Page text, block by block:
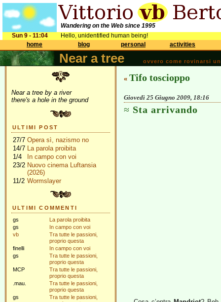
Wandering on the Web since 1995
Sun 9 - 11:04
Hello, unidentified human being!
home
blog personal activities
Near a tree ovvero come rovinarsi
Near a tree by a river
there's a hole in the ground
ULTIMI POST
27/7 Opera sì, nazismo no
14/7 La parola proibita
1/4
In campo con voi
23/2 Nuovo cinema Luftansia
(2026)
11/2 Wormslayer
ULTIMI COMMENTI
gs
La parola proibita
gs
In campo con voi
vb
Tra tutte le passioni,
proprio questa
finelli
In campo con voi
gs
Tra tutte le passioni,
proprio questa
MCP
Tra tutte le passioni,
proprio questa
.mau.
Tra tutte le passioni,
proprio questa
gs
Tra tutte le passioni,
« Tifo toscioppo
Giovedì 25 Giugno 2009, 18:16
Sta arrivando